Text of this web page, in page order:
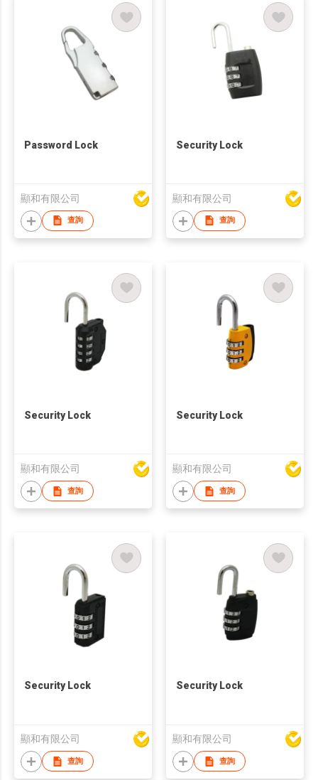
Password Lock
顯和有限公司
查詢
Security Lock
顯和有限公司
查詢
Security Lock
顯和有限公司
查詢
Security Lock
顯和有限公司
查詢
Security Lock
顯和有限公司
查詢
Security Lock
顯和有限公司
查詢